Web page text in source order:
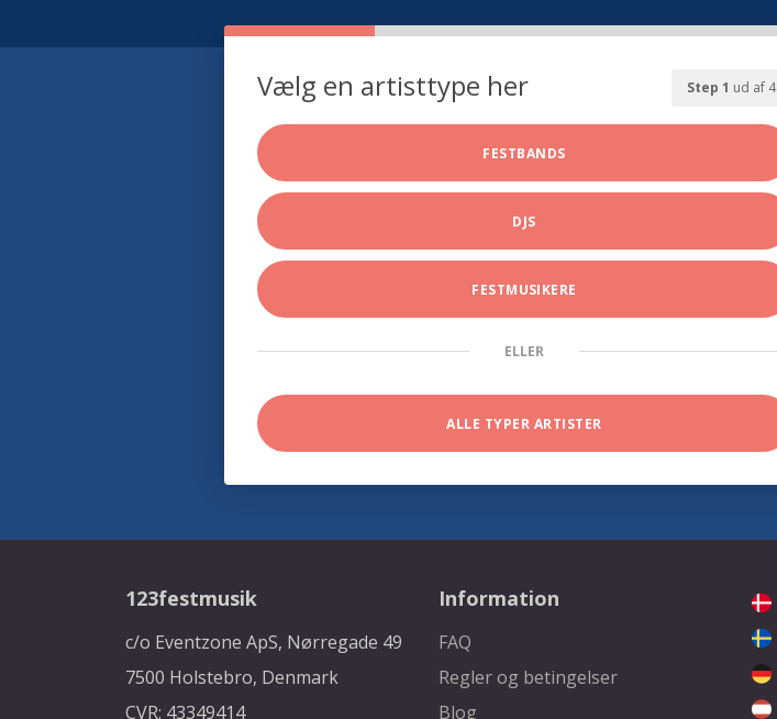
Step 1 ud af 4
Vælg en artisttype her
FESTBANDS
DJS
FESTMUSIKERE
ELLER
ALLE TYPER ARTISTER
123festmusik
c/o Eventzone ApS, Nørregade 49
7500 Holstebro, Denmark
CVR: 43349414
Information
FAQ
Regler og betingelser
Blog